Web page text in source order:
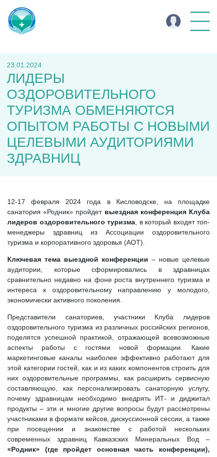
23.01.2024
ЛИДЕРЫ
ОЗДОРОВИТЕЛЬНОГО
ТУРИЗМА ОБМЕНЯЮТСЯ
ОПЫТОМ РАБОТЫ С НОВЫМИ
ЦЕЛЕВЫМИ АУДИТОРИЯМИ
ЗДРАВНИЦ
12-17 февраля 2024 года в Кисловодске, на площадке
санатория «Родник» пройдетвыездная конференция Клуба
лидеров оздоровительного туризма , в который входят топ-
менеджеры здравниц из Ассоциации оздоровительного
туризма и корпоративного здоровья (АОТ).
Ключевая тема выездной конференции – новые целевые
аудитории, которые сформировались в здравницах
сравнительно недавно на фоне роста внутреннего туризма и
интереса к оздоровительному направлению у молодого,
экономически активного поколения.
Представители санаториев, участники Клуба лидеров
оздоровительного туризма из различных российских регионов,
поделятся успешной практикой, отражающей всевозможные
аспекты работы с гостями новой формации. Какие
маркетинговые каналы наиболее эффективно работают для
этой категории гостей, как и из каких компонентов строить для
них оздоровительные программы, как расширить сервисную
составляющую, как персонализировать санаторную услугу,
почему здравницам необходимо внедрять ИТ- и диджитал
продукты – эти и многие другие вопросы будут рассмотрены
участниками в формате кейсов, дискуссионной сессии, а также
при посещении и знакомстве с работой нескольких
современных здравниц Кавказских Минеральных Вод –
«Родник» (где пройдет основная часть конференции),